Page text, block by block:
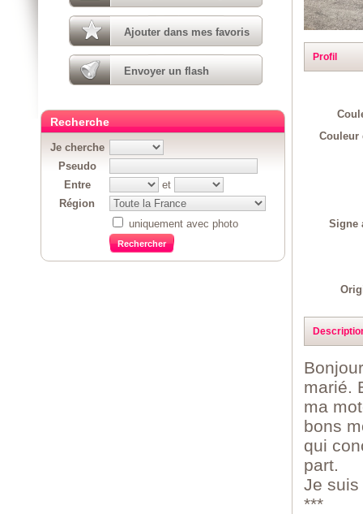
Profil
Couleur
Signe
marié.
ma
bons
qui
part.
Je suis
***
Ajouter dans mes favoris
Envoyer un flash
Recherche
Je cherche
Pseudo
Entre
et
Région
uniquement avec photo